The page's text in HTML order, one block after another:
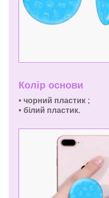
Колір основи
• чорний пластик ;
• білий пластик.